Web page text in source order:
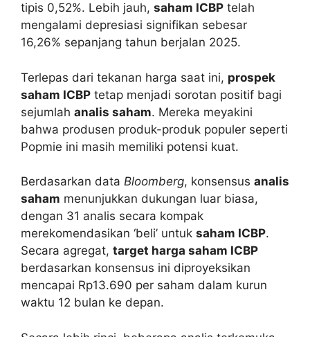
tipis 0,52%. Lebih jauh, saham ICBP telah
mengalami depresiasi signifikan sebesar
16,26% sepanjang tahun berjalan 2025.
Terlepas dari tekanan harga saat ini, prospek
saham ICBP tetap menjadi sorotan positif bagi
sejumlah analis saham. Mereka meyakini
bahwa produsen produk-produk populer seperti
Popmie ini masih memiliki potensi kuat.
Berdasarkan data Bloomberg, konsensus analis
saham menunjukkan dukungan luar biasa,
dengan 31 analis secara kompak
merekomendasikan ‘beli’ untuk saham ICBP.
Secara agregat, target harga saham ICBP
berdasarkan konsensus ini diproyeksikan
mencapai Rp13.690 per saham dalam kurun
waktu 12 bulan ke depan.